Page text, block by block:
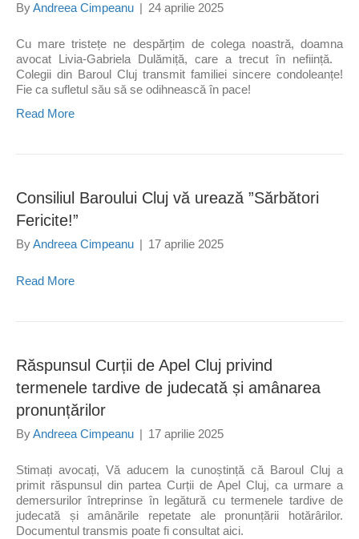
ByAndreea Cimpeanu | 24 aprilie 2025
Cu mare tristețe ne despărțim de colega noastră, doamna
avocat Livia-Gabriela Dulămiță, care a trecut în neființă.
Colegii din Baroul Cluj transmit familiei sincere condoleanțe!
Fie ca sufletul său să se odihnească în pace!
Read More
Consiliul Baroului Cluj vă urează ”Sărbători
Fericite!”
ByAndreea Cimpeanu | 17 aprilie 2025
Read More
Răspunsul Curții de Apel Cluj privind
termenele tardive de judecată și amânarea
pronunțărilor
ByAndreea Cimpeanu | 17 aprilie 2025
Stimați avocați, Vă aducem la cunoștință că Baroul Cluj a
primit răspunsul din partea Curții de Apel Cluj, ca urmare a
demersurilor întreprinse în legătură cu termenele tardive de
judecată și amânările repetate ale pronunțării hotărârilor.
Documentul transmis poate fi consultat aici.